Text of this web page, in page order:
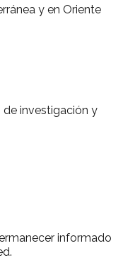
y en Oriente
investigación y
informado